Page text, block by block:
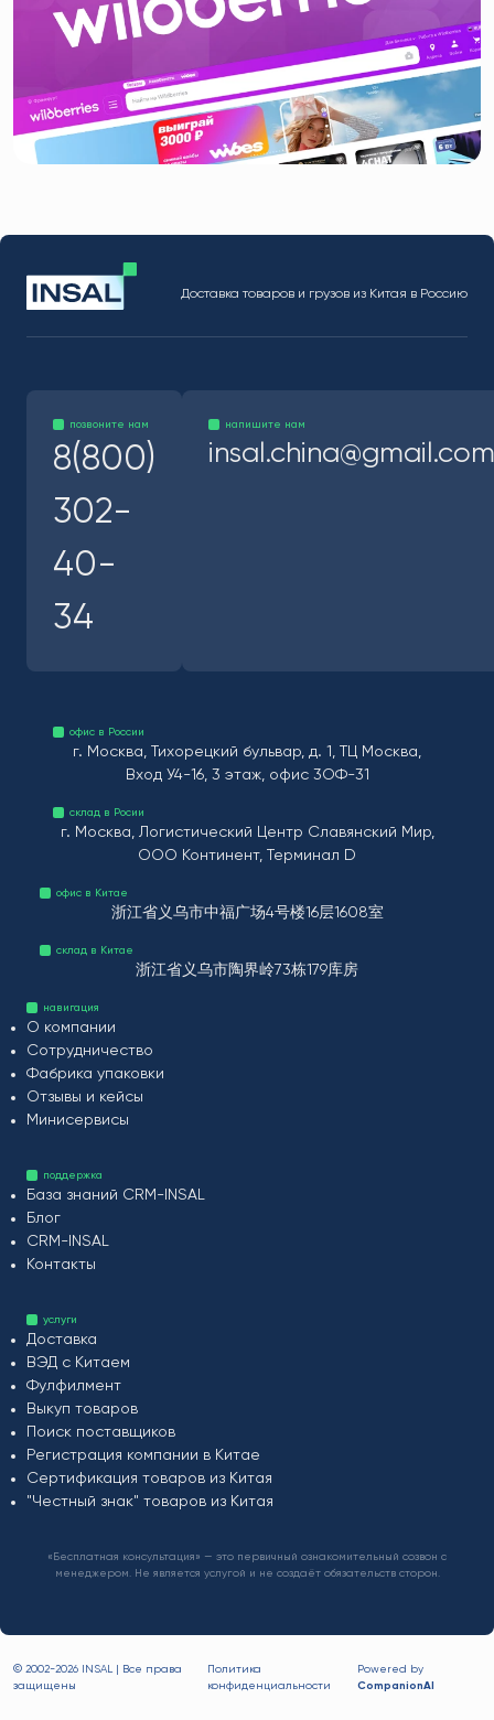
Доставка товаров и грузов из Китая в Россию
позвоните нам
8(800)
302-
40-
34
напишите нам
insal.china@gmail.com
офис в России
г. Москва, Тихорецкий бульвар, д. 1, ТЦ Москва,
Вход У4-16, 3 этаж, офис 3ОФ-31
склад в Росии
г. Москва, Логистический Центр Славянский Мир,
ООО Континент, Терминал D
офис в Китае
浙江省义乌市中福广场4号楼16层1608室
склад в Китае
浙江省义乌市陶界岭73栋179库房
навигация
О компании
Сотрудничество
Фабрика упаковки
Отзывы и кейсы
Минисервисы
поддержка
База знаний CRM-INSAL
Блог
CRM-INSAL
Контакты
услуги
Доставка
ВЭД с Китаем
Фулфилмент
Выкуп товаров
Поиск поставщиков
Регистрация компании в Китае
Сертификация товаров из Китая
"Честный знак" товаров из Китая
«Бесплатная консультация» — это первичный ознакомительный созвон с
менеджером. Не является услугой и не создаёт обязательств сторон.
© 2002-2026 INSAL | Все права
защищены
Политика
конфиденциальности
Powered by
CompanionAI